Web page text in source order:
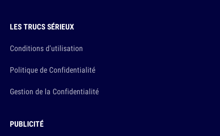
LES TRUCS SÉRIEUX
Conditions d'utilisation
Politique de Confidentialité
Gestion de la Confidentialité
PUBLICITÉ